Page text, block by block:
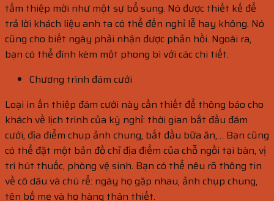
tấm thiệp mời như một sự bổ sung. Nó được thiết kế để
trả lời khách liệu anh ta có thể đến nghỉ lễ hay không. Nó
cũng cho biết ngày phải nhận được phản hồi. Ngoài ra,
bạn có thể đính kèm một phong bì với các chi tiết.
Chương trình đám cưới
Loại in ấn thiệp đám cưới này cần thiết để thông báo cho
khách về lịch trình của kỳ nghỉ: thời gian bắt đầu đám
cưới, địa điểm chụp ảnh chung, bắt đầu bữa ăn,… Bạn cũng
có thể đặt một bản đồ chỉ địa điểm của chỗ ngồi tại bàn, vị
trí hút thuốc, phòng vệ sinh. Bạn có thể nêu rõ thông tin
về cô dâu và chú rể: ngày họ gặp nhau, ảnh chụp chung,
tên bố mẹ và họ hàng thân thiết.